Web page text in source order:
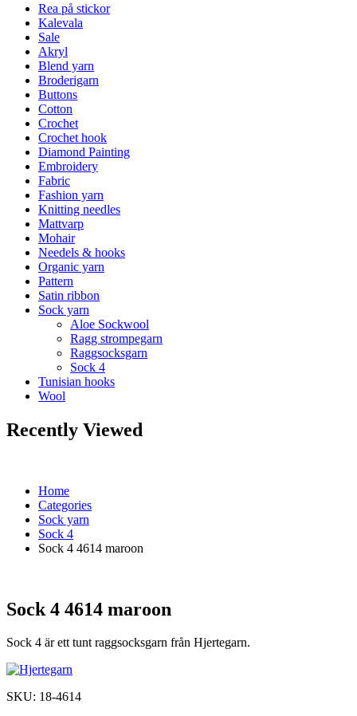
Rea på stickor
Kalevala
Sale
Akryl
Blend yarn
Broderigarn
Buttons
Cotton
Crochet
Crochet hook
Diamond Painting
Embroidery
Fabric
Fashion yarn
Knitting needles
Mattvarp
Mohair
Needels & hooks
Organic yarn
Pattern
Satin ribbon
Sock yarn
Aloe Sockwool
Ragg strompegarn
Raggsocksgarn
Sock 4
Tunisian hooks
Wool
Recently Viewed
Home
Categories
Sock yarn
Sock 4
Sock 4 4614 maroon
Sock 4 4614 maroon
Sock 4 är ett tunt raggsocksgarn från Hjertegarn.
SKU: 18-4614